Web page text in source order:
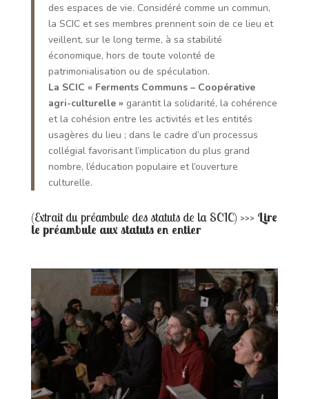
des espaces de vie. Considéré comme un commun,
la SCIC et ses membres prennent soin de ce lieu et
veillent, sur le long terme, à sa stabilité
économique, hors de toute volonté de
patrimonialisation ou de spéculation.
La SCIC « Ferments Communs – Coopérative
agri-culturelle » garantit la solidarité, la cohérence
et la cohésion entre les activités et les entités
usagères du lieu ; dans le cadre d’un processus
collégial favorisant l’implication du plus grand
nombre, l’éducation populaire et l’ouverture
culturelle.
(Extrait du préambule des statuts de la SCIC) >>> Lire
le préambule aux statuts en entier